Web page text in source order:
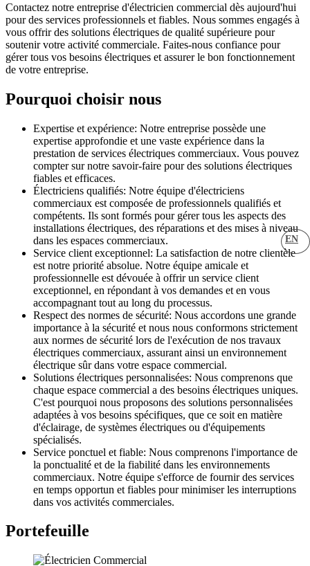
EN
Contactez notre entreprise d'électricien commercial dès aujourd'hui
pour des services professionnels et fiables. Nous sommes engagés à
vous offrir des solutions électriques de qualité supérieure pour
soutenir votre activité commerciale. Faites-nous confiance pour
gérer tous vos besoins électriques et assurer le bon fonctionnement
de votre entreprise.
Pourquoi choisir nous
Expertise et expérience: Notre entreprise possède une
expertise approfondie et une vaste expérience dans la
prestation de services électriques commerciaux. Vous pouvez
compter sur notre savoir-faire pour des solutions électriques
fiables et efficaces.
Électriciens qualifiés: Notre équipe d'électriciens
commerciaux est composée de professionnels qualifiés et
compétents. Ils sont formés pour gérer tous les aspects des
installations électriques, des réparations et des mises à niveau
dans les espaces commerciaux.
Service client exceptionnel: La satisfaction de notre clientèle
est notre priorité absolue. Notre équipe amicale et
professionnelle est dévouée à offrir un service client
exceptionnel, en répondant à vos demandes et en vous
accompagnant tout au long du processus.
Respect des normes de sécurité: Nous accordons une grande
importance à la sécurité et nous nous conformons strictement
aux normes de sécurité lors de l'exécution de nos travaux
électriques commerciaux, assurant ainsi un environnement
électrique sûr dans votre espace commercial.
Solutions électriques personnalisées: Nous comprenons que
chaque espace commercial a des besoins électriques uniques.
C'est pourquoi nous proposons des solutions personnalisées
adaptées à vos besoins spécifiques, que ce soit en matière
d'éclairage, de systèmes électriques ou d'équipements
spécialisés.
Service ponctuel et fiable: Nous comprenons l'importance de
la ponctualité et de la fiabilité dans les environnements
commerciaux. Notre équipe s'efforce de fournir des services
en temps opportun et fiables pour minimiser les interruptions
dans vos activités commerciales.
Portefeuille